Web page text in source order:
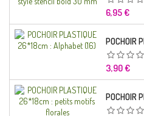
Prix
6,95 €
Prix
3,90 €